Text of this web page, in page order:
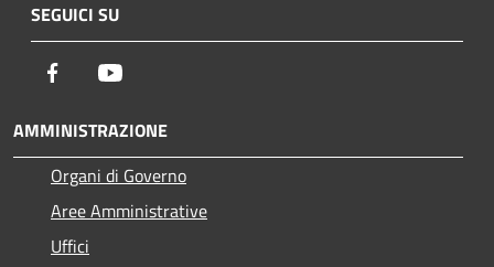
SEGUICI SU
Facebook
AMMINISTRAZIONE
Organi di Governo
Aree Amministrative
Uffici